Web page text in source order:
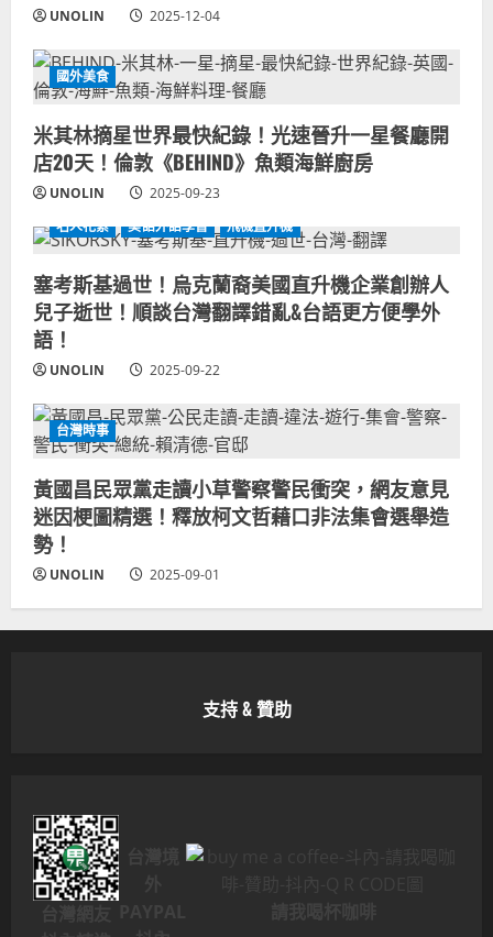
UNOLIN 2025-12-04
國外美食
米其林摘星世界最快紀錄！光速晉升一星餐廳開
店20天！倫敦《BEHIND》魚類海鮮廚房
UNOLIN
2025-09-23
名人花絮
美語外語學習 飛機直升機
塞考斯基過世！烏克蘭裔美國直升機企業創辦人
兒子逝世！順談台灣翻譯錯亂&台語更方便學外
語！
UNOLIN 2025-09-22
台灣時事
黃國昌民眾黨走讀小草警察警民衝突，網友意見
迷因梗圖精選！釋放柯文哲藉口非法集會選舉造
勢！
UNOLIN 2025-09-01
支持 & 贊助